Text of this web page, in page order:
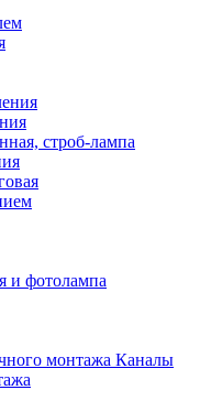
строб-лампа
и фотолампа
Каналы